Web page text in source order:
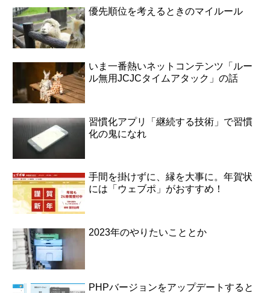
優先順位を考えるときのマイルール
いま一番熱いネットコンテンツ「ルー
ル無用JCJCタイムアタック」の話
習慣化アプリ「継続する技術」で習慣
化の鬼になれ
手間を掛けずに、縁を大事に。年賀状
には「ウェブポ」がおすすめ！
2023年のやりたいこととか
PHPバージョンをアップデートすると